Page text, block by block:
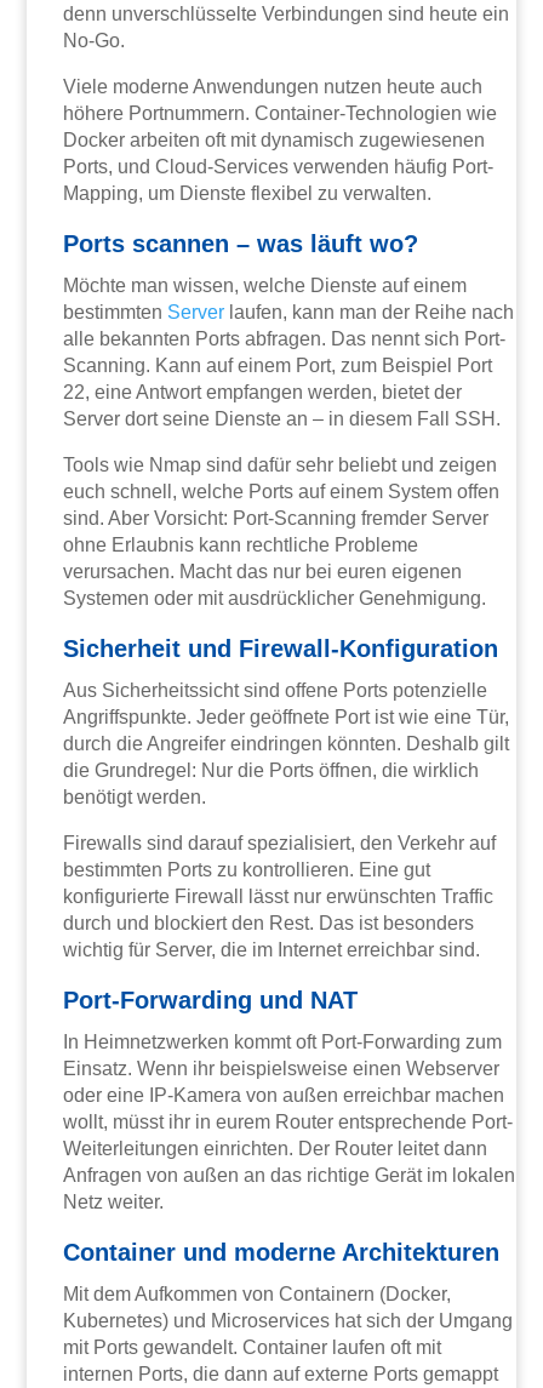
denn unverschlüsselte Verbindungen sind heute ein
No-Go.
Viele moderne Anwendungen nutzen heute auch
höhere Portnummern. Container-Technologien wie
Docker arbeiten oft mit dynamisch zugewiesenen
Ports, und Cloud-Services verwenden häufig Port-
Mapping, um Dienste flexibel zu verwalten.
Ports scannen – was läuft wo?
Möchte man wissen, welche Dienste auf einem
bestimmten Server laufen, kann man der Reihe nach
alle bekannten Ports abfragen. Das nennt sich Port-
Scanning. Kann auf einem Port, zum Beispiel Port
22, eine Antwort empfangen werden, bietet der
Server dort seine Dienste an – in diesem Fall SSH.
Tools wie Nmap sind dafür sehr beliebt und zeigen
euch schnell, welche Ports auf einem System offen
sind. Aber Vorsicht: Port-Scanning fremder Server
ohne Erlaubnis kann rechtliche Probleme
verursachen. Macht das nur bei euren eigenen
Systemen oder mit ausdrücklicher Genehmigung.
Sicherheit und Firewall-Konfiguration
Aus Sicherheitssicht sind offene Ports potenzielle
Angriffspunkte. Jeder geöffnete Port ist wie eine Tür,
durch die Angreifer eindringen könnten. Deshalb gilt
die Grundregel: Nur die Ports öffnen, die wirklich
benötigt werden.
Firewalls sind darauf spezialisiert, den Verkehr auf
bestimmten Ports zu kontrollieren. Eine gut
konfigurierte Firewall lässt nur erwünschten Traffic
durch und blockiert den Rest. Das ist besonders
wichtig für Server, die im Internet erreichbar sind.
Port-Forwarding und NAT
In Heimnetzwerken kommt oft Port-Forwarding zum
Einsatz. Wenn ihr beispielsweise einen Webserver
oder eine IP-Kamera von außen erreichbar machen
wollt, müsst ihr in eurem Router entsprechende Port-
Weiterleitungen einrichten. Der Router leitet dann
Anfragen von außen an das richtige Gerät im lokalen
Netz weiter.
Container und moderne Architekturen
Mit dem Aufkommen von Containern (Docker,
Kubernetes) und Microservices hat sich der Umgang
mit Ports gewandelt. Container laufen oft mit
internen Ports, die dann auf externe Ports gemappt